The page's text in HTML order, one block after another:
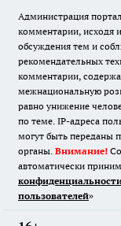
Администрация
комментарии, исходя
обсуждения тем и
рекомендательных
комментарии,
межнациональную
равно унижение
по теме. IP-адреса
могут быть переданы
органы. Внимание!
автоматически
пользователей»